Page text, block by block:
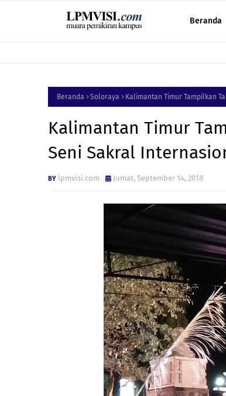
Beranda
Beranda Soloraya Kalimantan Timur Tampilkan
Kalimantan Timur
Seni Sakral
lpmvisi.com Jumat, September 14, 2018